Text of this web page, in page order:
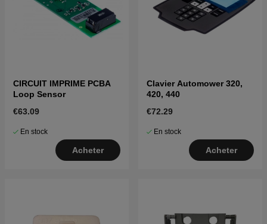
CIRCUIT IMPRIME PCBA
Loop Sensor
€63.09
En stock
Acheter
Clavier Automower 320,
420, 440
€72.29
En stock
Acheter